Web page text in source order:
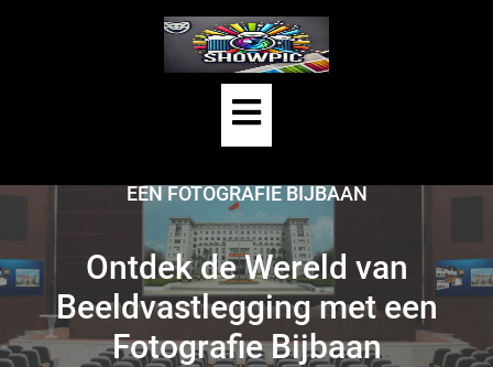
Open
Button
EEN FOTOGRAFIE BIJBAAN
Ontdek de Wereld van
Beeldvastlegging met een
Fotografie Bijbaan